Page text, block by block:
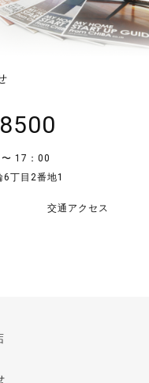
17：00
丁目2番地1
交通アクセス